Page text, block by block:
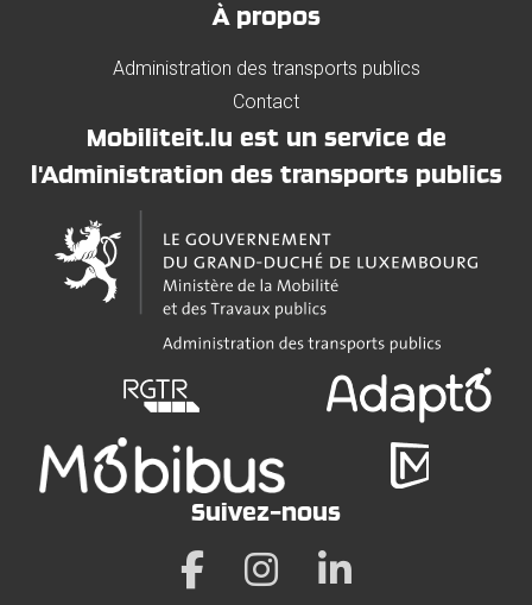
À propos
Administration des transports publics
Contact
Mobiliteit.lu est un service de
l'Administration des transports publics
Suivez-nous